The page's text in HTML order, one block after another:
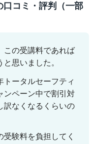
コミ・評判（一部
この受講料であれば
思いました。
トータルセーフティ
ンペーン中で割引対
訳なくなるくらいの
験料を負担してく